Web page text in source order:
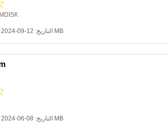
التاريخ: 12-09-2024 الحجم: 600.00 MB
التاريخ: 08-06-2024 الحجم: 750.00 MB